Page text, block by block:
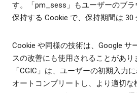
す。「pm_sess」もユーザーのブ
保持する Cookie で、保持期間は 30
Cookie や同様の技術は、Google サ
スの改善にも使用されることがあり
「CGIC」は、ユーザーの初期入力
オートコンプリートし、より適切な